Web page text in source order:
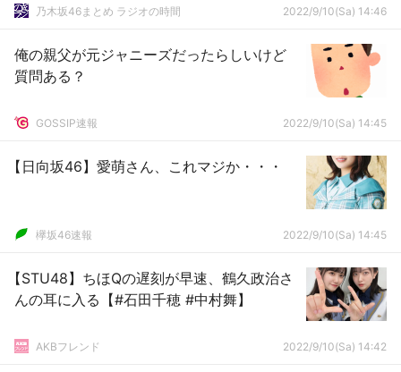
乃木坂46まとめ ラジオの時間 2022/9/10(Sa) 14:46
俺の親父が元ジャニーズだったらしいけど
質問ある？
GOSSIP速報 2022/9/10(Sa) 14:45
【日向坂46】愛萌さん、これマジか・・・
欅坂46速報 2022/9/10(Sa) 14:45
【STU48】ちほQの遅刻が早速、鶴久政治さ
んの耳に入る【#石田千穂 #中村舞】
AKBフレンド 2022/9/10(Sa) 14:42